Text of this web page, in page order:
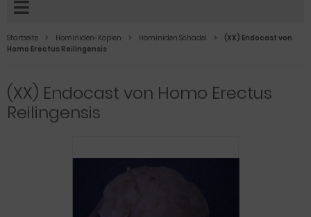
Startseite Hominiden-Kopien Hominiden Schädel
(XX) Endocast von
Homo Erectus Reilingensis
(XX) Endocast von Homo Erectus
Reilingensis